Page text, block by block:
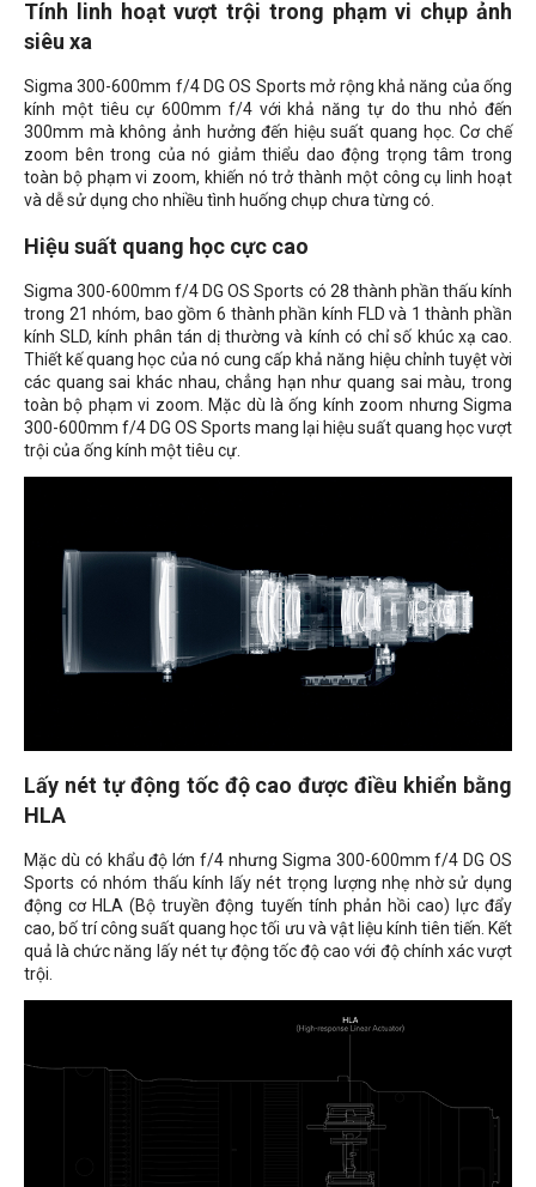
Tính linh hoạt vượt trội trong phạm vi chụp ảnh
siêu xa
Sigma 300-600mm f/4 DG OS Sports mở rộng khả năng của ống
kính một tiêu cự 600mm f/4 với khả năng tự do thu nhỏ đến
300mm mà không ảnh hưởng đến hiệu suất quang học. Cơ chế
zoom bên trong của nó giảm thiểu dao động trọng tâm trong
toàn bộ phạm vi zoom, khiến nó trở thành một công cụ linh hoạt
và dễ sử dụng cho nhiều tình huống chụp chưa từng có.
Hiệu suất quang học cực cao
Sigma 300-600mm f/4 DG OS Sports có 28 thành phần thấu kính
trong 21 nhóm, bao gồm 6 thành phần kính FLD và 1 thành phần
kính SLD, kính phân tán dị thường và kính có chỉ số khúc xạ cao.
Thiết kế quang học của nó cung cấp khả năng hiệu chỉnh tuyệt vời
các quang sai khác nhau, chẳng hạn như quang sai màu, trong
toàn bộ phạm vi zoom. Mặc dù là ống kính zoom nhưng Sigma
300-600mm f/4 DG OS Sports mang lại hiệu suất quang học vượt
trội của ống kính một tiêu cự.
Lấy nét tự động tốc độ cao được điều khiển bằng
HLA
Mặc dù có khẩu độ lớn f/4 nhưng Sigma 300-600mm f/4 DG OS
Sports có nhóm thấu kính lấy nét trọng lượng nhẹ nhờ sử dụng
động cơ HLA (Bộ truyền động tuyến tính phản hồi cao) lực đẩy
cao, bố trí công suất quang học tối ưu và vật liệu kính tiên tiến. Kết
quả là chức năng lấy nét tự động tốc độ cao với độ chính xác vượt
trội.